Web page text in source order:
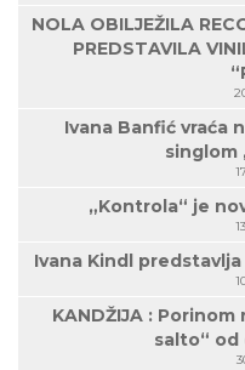
NOLA OBILJEŽILA
PREDSTAVILA
Ivana Banfić vraća
singlom
„Kontrola“ je
Ivana Kindl
KANDŽIJA :
salto“ od